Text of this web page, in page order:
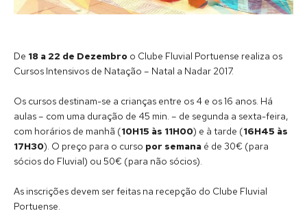
De 18 a 22 de Dezembro o Clube Fluvial Portuense realiza os
Cursos Intensivos de Natação – Natal a Nadar 2017.
Os cursos destinam-se a crianças entre os 4 e os 16 anos. Há
aulas – com uma duração de 45 min. – de segunda a sexta-feira,
com horários de manhã (10H15 às 11H00) e à tarde (16H45 às
17H30). O preço para o curso por semana é de 30€ (para
sócios do Fluvial) ou 50€ (para não sócios).
As inscrições devem ser feitas na recepção do Clube Fluvial
Portuense.